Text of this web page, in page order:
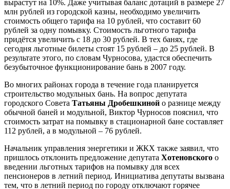
вырастут на 10%. Даже учитывая баланс дотаций в размере 27
млн рублей из городской казны, необходимо увеличить
стоимость общего тарифа на 10 рублей, что составит 60
рублей за одну помывку. Стоимость льготного тарифа
придётся увеличить с 18 до 30 рублей. В тех банях, где
сегодня льготные билеты стоят 15 рублей – до 25 рублей. В
результате этого, по словам Чурносова, удастся обеспечить
безубыточное функционирование бань в 2007 году.
Во многих районах города в течение года планируется
строительство модульных бань. На вопрос депутата
городского Совета Татьяны Дробешкиной о разнице между
обычной баней и модульной, Виктор Чурносов пояснил, что
стоимость затрат на помывку в стационарной бане составляет
112 рублей, а в модульной – 76 рублей.
Начальник управления энергетики и ЖКХ также заявил, что
пришлось отклонить предложение депутата Хотеновского о
введении льготных тарифов на помывку для всех
пенсионеров в летний период. Инициатива депутаты вызвана
тем, что в летний период по городу отключают горячее